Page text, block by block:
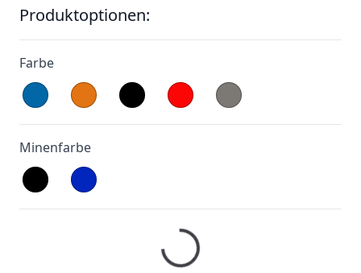
Produktoptionen:
Farbe
Minenfarbe